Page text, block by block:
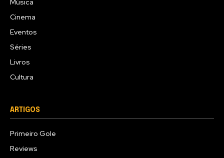
Música
Cinema
Eventos
Séries
Livros
Cultura
ARTIGOS
Primeiro Gole
Reviews